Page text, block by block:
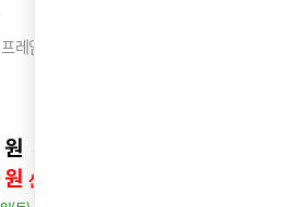
레임 GQK
31,900원
신용카드 할인가